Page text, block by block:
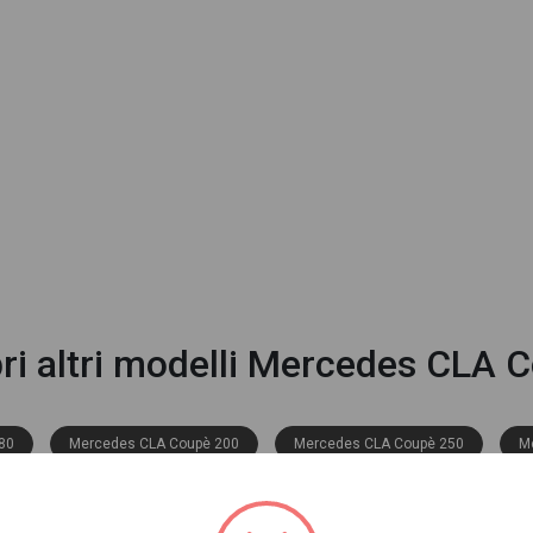
altri modelli Mercedes CLA
Mercedes CLA Coupè 200 Mercedes CLA Coupè 250
Coupè 180 advanced plus auto Mercedes CLA Coupè 180 amg line